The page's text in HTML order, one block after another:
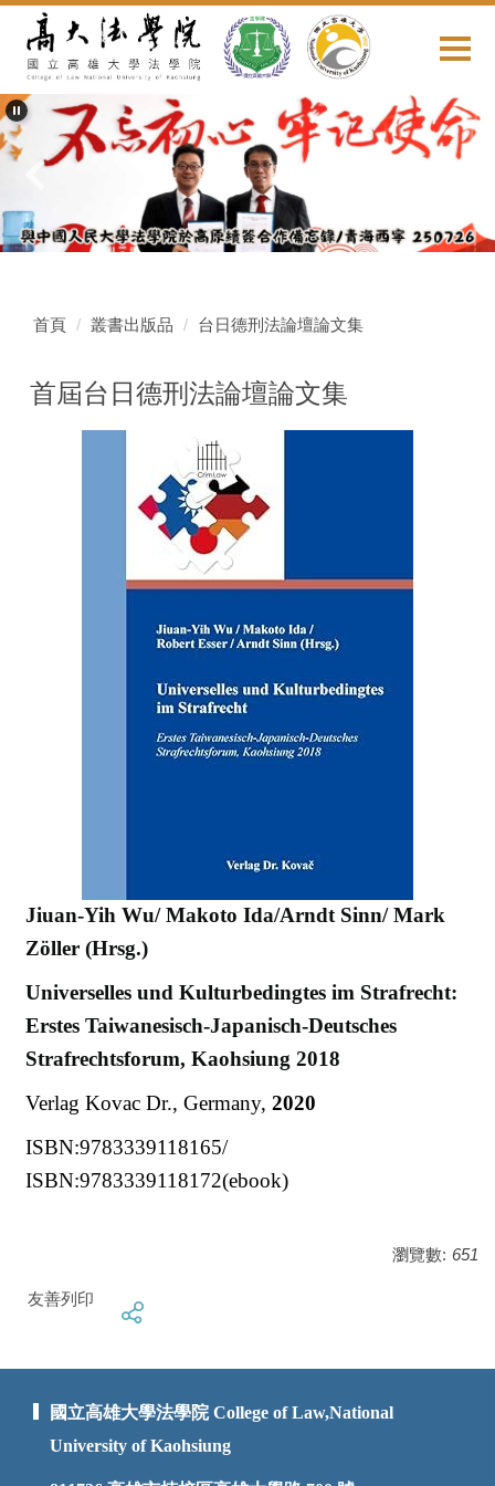
要
內
容
區
首頁 叢書出版品 台日德刑法論壇論文集
首屆台日德刑法論壇論文集
Jiuan-Yih Wu/ Makoto Ida/Arndt Sinn/ Mark
Zöller (Hrsg.)
Universelles und Kulturbedingtes im Strafrecht:
Erstes Taiwanesisch-Japanisch-Deutsches
Strafrechtsforum, Kaohsiung 2018
Verlag Kovac Dr., Germany, 2020
ISBN:9783339118165/
ISBN:9783339118172(ebook)
瀏覽數: 651
友善列印
國立高雄大學法學院 College of Law,National
University of Kaohsiung